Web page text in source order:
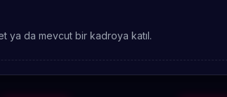
ya da mevcut bir kadroya katıl.